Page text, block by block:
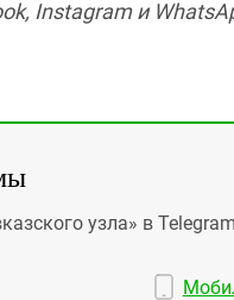
Instagram и
узла» в Telegram